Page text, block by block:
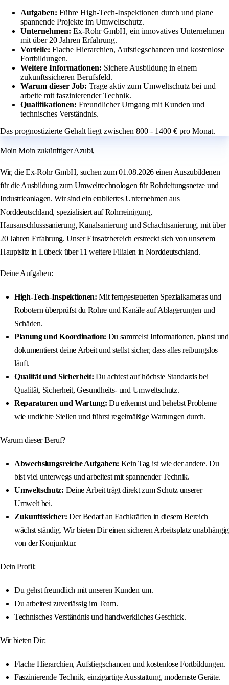
Aufgaben: Führe High-Tech-Inspektionen durch und plane
spannende Projekte im Umweltschutz.
Unternehmen: Ex-Rohr GmbH, ein innovatives Unternehmen
mit über 20 Jahren Erfahrung.
Vorteile: Flache Hierarchien, Aufstiegschancen und kostenlose
Fortbildungen.
Weitere Informationen: Sichere Ausbildung in einem
zukunftssicheren Berufsfeld.
Warum dieser Job: Trage aktiv zum Umweltschutz bei und
arbeite mit faszinierender Technik.
Qualifikationen: Freundlicher Umgang mit Kunden und
technisches Verständnis.
Das prognostizierte Gehalt liegt zwischen 800 - 1400 € pro Monat.
Moin Moin zukünftiger Azubi,
Wir, die Ex-Rohr GmbH, suchen zum 01.08.2026 einen Auszubildenen
für die Ausbildung zum Umwelttechnologen für Rohrleitungsnetze und
Industrieanlagen. Wir sind ein etabliertes Unternehmen aus
Norddeutschland, spezialisiert auf Rohrreinigung,
Hausanschlusssanierung, Kanalsanierung und Schachtsanierung, mit über
20 Jahren Erfahrung. Unser Einsatzbereich erstreckt sich von unserem
Hauptsitz in Lübeck über 11 weitere Filialen in Norddeutschland.
Deine Aufgaben:
High-Tech-Inspektionen: Mit ferngesteuerten Spezialkameras und
Robotern überprüfst du Rohre und Kanäle auf Ablagerungen und
Schäden.
Planung und Koordination: Du sammelst Informationen, planst und
dokumentierst deine Arbeit und stellst sicher, dass alles reibungslos
läuft.
Qualität und Sicherheit: Du achtest auf höchste Standards bei
Qualität, Sicherheit, Gesundheits- und Umweltschutz.
Reparaturen und Wartung: Du erkennst und behebst Probleme
wie undichte Stellen und führst regelmäßige Wartungen durch.
Warum dieser Beruf?
Abwechslungsreiche Aufgaben: Kein Tag ist wie der andere. Du
bist viel unterwegs und arbeitest mit spannender Technik.
Umweltschutz: Deine Arbeit trägt direkt zum Schutz unserer
Umwelt bei.
Zukunftssicher: Der Bedarf an Fachkräften in diesem Bereich
wächst ständig. Wir bieten Dir einen sicheren Arbeitsplatz unabhängig
von der Konjunktur.
Dein Profil:
Du gehst freundlich mit unseren Kunden um.
Du arbeitest zuverlässig im Team.
Technisches Verständnis und handwerkliches Geschick.
Wir bieten Dir:
Flache Hierarchien, Aufstiegschancen und kostenlose Fortbildungen.
Faszinierende Technik, einzigartige Ausstattung, modernste Geräte.